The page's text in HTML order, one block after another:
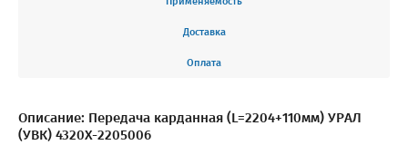
Доставка
Оплата
Описание: Передача карданная (L=2204+110мм) УРАЛ
(УВК) 4320Х-2205006